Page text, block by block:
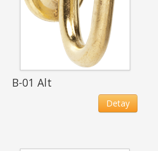
B-01 Alt
Detay